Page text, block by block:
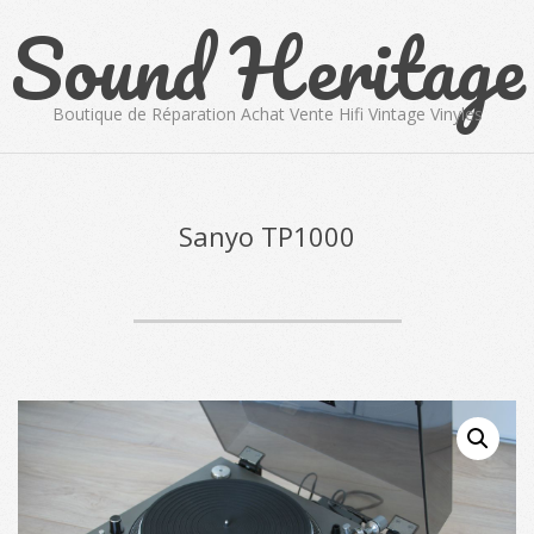
content
Sound Heritage
Boutique de Réparation Achat Vente Hifi Vintage Vinyles
Sanyo TP1000